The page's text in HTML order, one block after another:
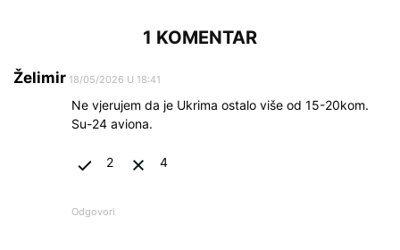
1 KOMENTAR
Želimir 18/05/2026 U 18:41
Ne vjerujem da je Ukrima ostalo više od 15-20kom.
Su-24 aviona.
2 4
Odgovori